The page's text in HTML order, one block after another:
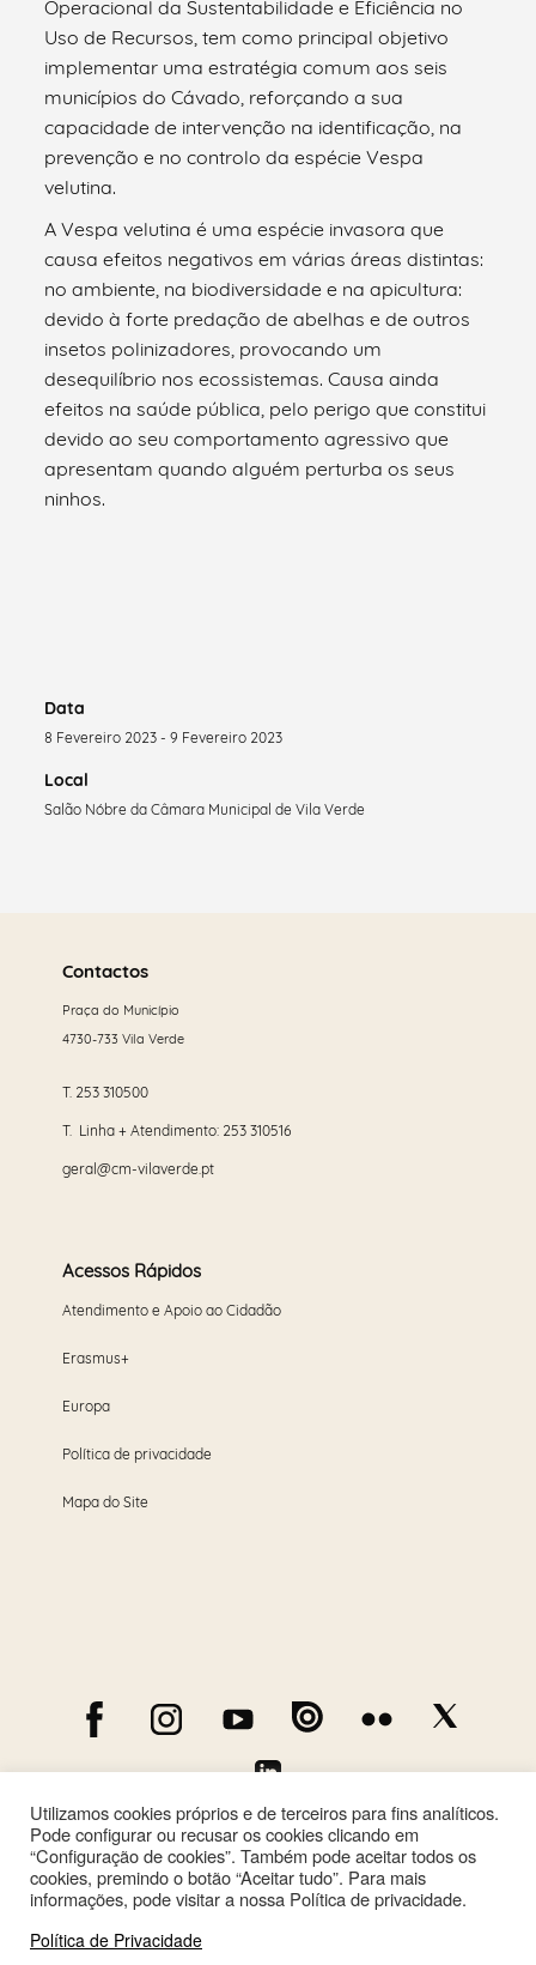
Operacional da Sustentabilidade e Eficiência no
Uso de Recursos, tem como principal objetivo
implementar uma estratégia comum aos seis
municípios do Cávado, reforçando a sua
capacidade de intervenção na identificação, na
prevenção e no controlo da espécie Vespa
velutina.
A Vespa velutina é uma espécie invasora que
causa efeitos negativos em várias áreas distintas:
no ambiente, na biodiversidade e na apicultura:
devido à forte predação de abelhas e de outros
insetos polinizadores, provocando um
desequilíbrio nos ecossistemas. Causa ainda
efeitos na saúde pública, pelo perigo que constitui
devido ao seu comportamento agressivo que
apresentam quando alguém perturba os seus
ninhos.
Data
8 Fevereiro 2023 - 9 Fevereiro 2023
Local
Salão Nóbre da Câmara Municipal de Vila Verde
maisContactos
Praça do Município
4730-733 Vila Verde
T. 253 310500
T. Linha + Atendimento: 253 310516
geral@cm-vilaverde.pt
Acessos Rápidos
Atendimento e Apoio ao Cidadão
Erasmus+
Europa
Política de privacidade
Mapa do Site
Utilizamos cookies próprios e de terceiros para fins analíticos.
Pode configurar ou recusar os cookies clicando em
“Configuração de cookies”. Também pode aceitar todos os
cookies, premindo o botão “Aceitar tudo”. Para mais
informações, pode visitar a nossa Política de privacidade.
Política de Privacidade